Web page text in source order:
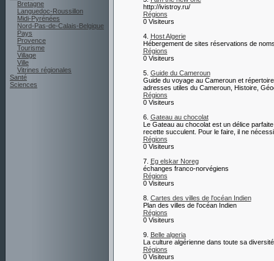
Bretagne
Languedoc-Roussillon
Midi-Pyrénées
Nord-Pas-de-Calais-Belgique
Pays
Provence
Tourisme
Village
Ville
Vitrines régionales
Santé
Sciences
http://ivistroy.ru/
Régions
0 Visiteurs
4. Host Algerie
Hébergement de sites réservations de
Régions
0 Visiteurs
5. Guide du Cameroun
Guide du voyage au Cameroun et
adresses utiles du Cameroun, Histoire,
Régions
0 Visiteurs
6. Gateau au chocolat
Le Gateau au chocolat est un délice
recette succulent. Pour le faire, il ne
Régions
0 Visiteurs
7. Eg elskar Noreg
échanges franco-norvégiens
Régions
0 Visiteurs
8. Cartes des villes de l'océan Indien
Plan des villes de l'océan Indien
Régions
0 Visiteurs
9. Belle algeria
La culture algérienne dans toute sa diversité
Régions
0 Visiteurs